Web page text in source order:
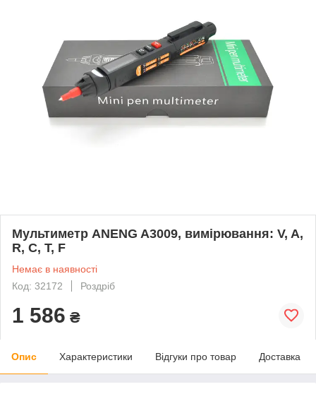
Мультиметр ANENG A3009, вимірювання: V, A,
R, C, T, F
Немає в наявності
Код: 32172
Роздріб
1 586 ₴
Опис Характеристики Відгуки про товар Доставка